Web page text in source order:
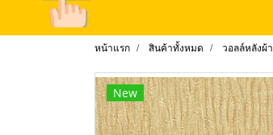
หน้าแรก สินค้าทั้งหมด วอลล์หลังผ้า
New